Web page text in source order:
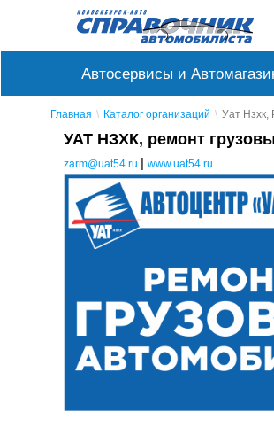
Автосервисы и
Главная Каталог организаций Уат Нзхк,
УАТ НЗХК, ремонт
zarm@uat54.ru | www.uat54.ru